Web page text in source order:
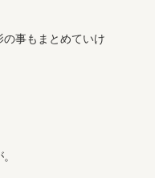
事もまとめていけ